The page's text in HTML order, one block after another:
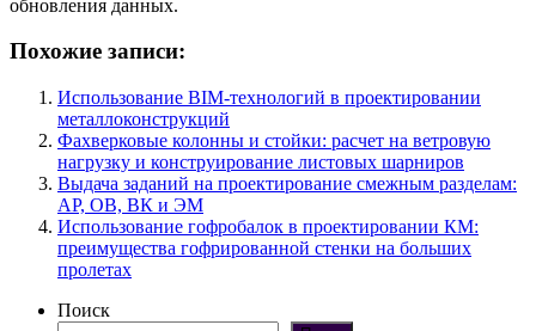
обновления данных.
Похожие записи:
Использование BIM-технологий в проектировании
металлоконструкций
Фахверковые колонны и стойки: расчет на ветровую
нагрузку и конструирование листовых шарниров
Выдача заданий на проектирование смежным разделам:
АР, ОВ, ВК и ЭМ
Использование гофробалок в проектировании КМ:
преимущества гофрированной стенки на больших
пролетах
Поиск